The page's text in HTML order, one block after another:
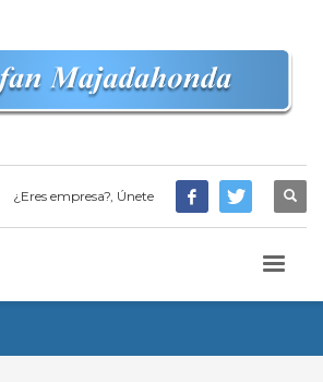
¿Eres empresa?, Únete